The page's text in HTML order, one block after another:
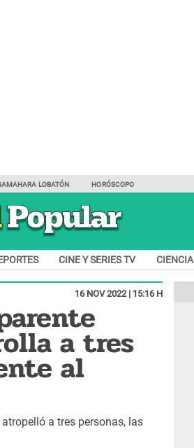
LOBATÓN HORÓSCOPO
CINE Y SERIES TV CIENCIA
16 NOV 2022 | 15:16 H
a tres
al
a tres personas, las